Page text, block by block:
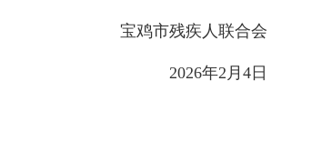
宝鸡市残疾人联合会
2026年2月4日